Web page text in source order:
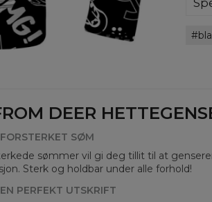
Cut:
DEER
SØM
sømmer vil gi deg tillit til at
Sterk og holdbar under alle forhold!
PERFEKT UTSKRIFT